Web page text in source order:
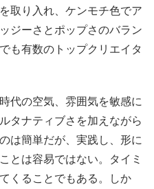
取り入れ、ケンモチ色でア
ジーさとポップさのバラン
も有数のトップクリエイタ
代の空気、雰囲気を敏感に
タナティブさを加えながら
は簡単だが、実践し、形に
とは容易ではない。タイミ
くることでもある。しか